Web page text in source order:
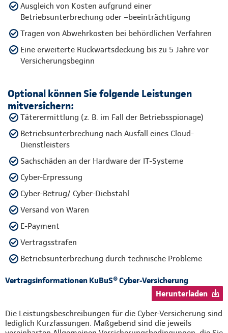
Ausgleich von Kosten aufgrund einer
Betriebsunterbrechung oder –beeinträchtigung
Tragen von Abwehrkosten bei behördlichen Verfahren
Eine erweiterte Rückwärtsdeckung bis zu 5 Jahre vor
Versicherungsbeginn
Optional können Sie folgende Leistungen
mitversichern:
Täterermittlung (z. B. im Fall der Betriebsspionage)
Betriebsunterbrechung nach Ausfall eines Cloud-
Dienstleisters
Sachschäden an der Hardware der IT-Systeme
Cyber-Erpressung
Cyber-Betrug/ Cyber-Diebstahl
Versand von Waren
E-Payment
Vertragsstrafen
Betriebsunterbrechung durch technische Probleme
Vertragsinformationen KuBuS® Cyber-Versicherung
Herunterladen
Die Leistungsbeschreibungen für die Cyber-Versicherung sind
lediglich Kurzfassungen. Maßgebend sind die jeweils